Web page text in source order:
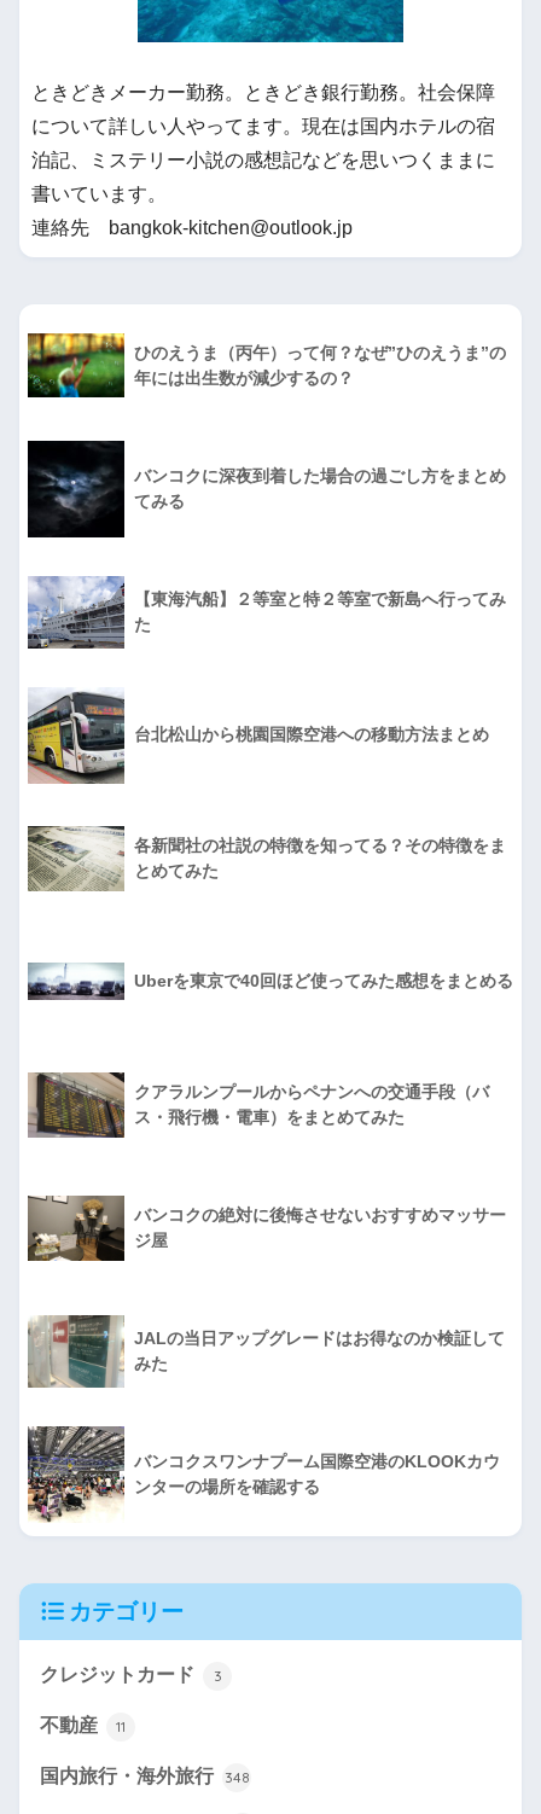
ときどきメーカー勤務。ときどき銀行勤務。社会保障
について詳しい人やってます。現在は国内ホテルの宿
泊記、ミステリー小説の感想記などを思いつくままに
書いています。
連絡先 bangkok-kitchen@outlook.jp
ひのえうま（丙午）って何？なぜ”ひのえうま”の
年には出生数が減少するの？
バンコクに深夜到着した場合の過ごし方をまとめ
てみる
【東海汽船】２等室と特２等室で新島へ行ってみ
た
台北松山から桃園国際空港への移動方法まとめ
各新聞社の社説の特徴を知ってる？その特徴をま
とめてみた
Uberを東京で40回ほど使ってみた感想をまとめる
クアラルンプールからペナンへの交通手段（バ
ス・飛行機・電車）をまとめてみた
バンコクの絶対に後悔させないおすすめマッサー
ジ屋
JALの当日アップグレードはお得なのか検証して
みた
バンコクスワンナプーム国際空港のKLOOKカウ
ンターの場所を確認する
カテゴリー
クレジットカード 3
不動産 11
国内旅行・海外旅行 348